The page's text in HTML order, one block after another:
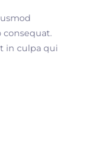
in culpa qui